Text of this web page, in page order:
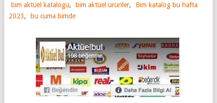
bim aktüel katalogu, bim aktüel ürünler,
Bim katalog bu hafta
2023, bu cuma bimde